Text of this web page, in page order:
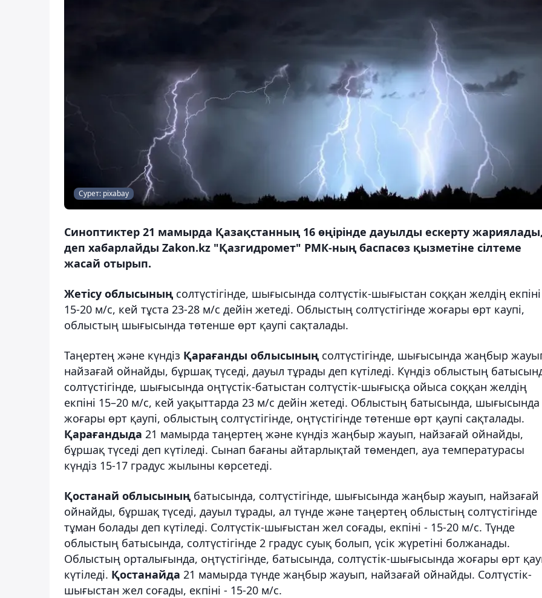
Сурет: pixabay
Синоптиктер 21 мамырда Қазақстанның 16 өңірінде дауылды ескерту
деп хабарлайды Zakon.kz "Қазгидромет" РМК-ның баспасөз қызметіне сілтеме
жасай отырып.
Жетісу облысының солтүстігінде, шығысында солтүстік-шығыстан соққан желдің екпіні
15-20 м/с, кей тұста 23-28 м/с дейін жетеді. Облыстың солтүстігінде жоғары өрт каупі,
облыстың шығысында төтенше өрт қаупі сақталады.
Таңертең және күндіз Қарағанды облысының солтүстігінде, шығысында жаңбыр
найзағай ойнайды, бұршақ түседі, дауыл тұрады деп күтіледі. Күндіз облыстың
солтүстігінде, шығысында оңтүстік-батыстан солтүстік-шығысқа ойыса соққан желдің
екпіні 15–20 м/с, кей уақыттарда 23 м/с дейін жетеді. Облыстың батысында, шығысында
жоғары өрт қаупі, облыстың солтүстігінде, оңтүстігінде төтенше өрт қаупі сақталады.
Қарағандыда 21 мамырда таңертең және күндіз жаңбыр жауып, найзағай ойнайды,
бұршақ түседі деп күтіледі. Сынап бағаны айтарлықтай төмендеп, ауа температурасы
күндіз 15-17 градус жылыны көрсетеді.
Қостанай облысының батысында, солтүстігінде, шығысында жаңбыр жауып, найзағай
ойнайды, бұршақ түседі, дауыл тұрады, ал түнде және таңертең облыстың солтүстігінде
тұман болады деп күтіледі. Солтүстік-шығыстан жел соғады, екпіні - 15-20 м/с. Түнде
облыстың батысында, солтүстігінде 2 градус суық болып, үсік жүретіні болжанады.
Облыстың орталығында, оңтүстігінде, батысында, солтүстік-шығысында жоғары өрт
күтіледі. Қостанайда 21 мамырда түнде жаңбыр жауып, найзағай ойнайды. Солтүстік-
шығыстан жел соғады, екпіні - 15-20 м/с.